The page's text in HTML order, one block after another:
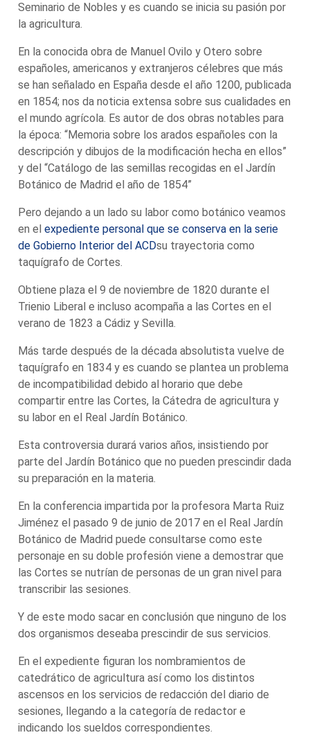
Seminario de Nobles y es cuando se inicia su pasión por
la agricultura.
En la conocida obra de Manuel Ovilo y Otero sobre
españoles, americanos y extranjeros célebres que más
se han señalado en España desde el año 1200, publicada
en 1854; nos da noticia extensa sobre sus cualidades en
el mundo agrícola. Es autor de dos obras notables para
la época: “Memoria sobre los arados españoles con la
descripción y dibujos de la modificación hecha en ellos”
y del “Catálogo de las semillas recogidas en el Jardín
Botánico de Madrid el año de 1854”
Pero dejando a un lado su labor como botánico veamos
en elexpediente personal que se conserva en la serie
de Gobierno Interior del ACDsu trayectoria como
taquígrafo de Cortes.
Obtiene plaza el 9 de noviembre de 1820 durante el
Trienio Liberal e incluso acompaña a las Cortes en el
verano de 1823 a Cádiz y Sevilla.
Más tarde después de la década absolutista vuelve de
taquígrafo en 1834 y es cuando se plantea un problema
de incompatibilidad debido al horario que debe
compartir entre las Cortes, la Cátedra de agricultura y
su labor en el Real Jardín Botánico.
Esta controversia durará varios años, insistiendo por
parte del Jardín Botánico que no pueden prescindir dada
su preparación en la materia.
En la conferencia impartida por la profesora Marta Ruiz
Jiménez el pasado 9 de junio de 2017 en el Real Jardín
Botánico de Madrid puede consultarse como este
personaje en su doble profesión viene a demostrar que
las Cortes se nutrían de personas de un gran nivel para
transcribir las sesiones.
Y de este modo sacar en conclusión que ninguno de los
dos organismos deseaba prescindir de sus servicios.
En el expediente figuran los nombramientos de
catedrático de agricultura así como los distintos
ascensos en los servicios de redacción del diario de
sesiones, llegando a la categoría de redactor e
indicando los sueldos correspondientes.